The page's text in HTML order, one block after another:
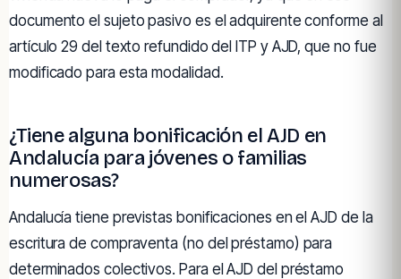
documento el sujeto pasivo es el adquirente conforme al
artículo 29 del texto refundido del ITP y AJD, que no fue
modificado para esta modalidad.
¿Tiene alguna bonificación el AJD en
Andalucía para jóvenes o familias
numerosas?
Andalucía tiene previstas bonificaciones en el AJD de la
escritura de compraventa (no del préstamo) para
determinados colectivos. Para el AJD del préstamo